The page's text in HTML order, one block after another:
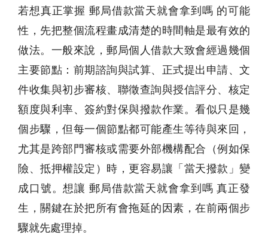
若想真正掌握 郵局借款當天就會拿到嗎 的可能
性，先把整個流程畫成清楚的時間軸是最有效的
做法。一般來說，郵局個人借款大致會經過幾個
主要節點：前期諮詢與試算、正式提出申請、文
件收集與初步審核、聯徵查詢與授信評分、核定
額度與利率、簽約對保與撥款作業。看似只是幾
個步驟，但每一個節點都可能產生等待與來回，
尤其是跨部門審核或需要外部機構配合（例如保
險、抵押權設定）時，更容易讓「當天撥款」變
成口號。想讓 郵局借款當天就會拿到嗎 真正發
生，關鍵在於把所有會拖延的因素，在前兩個步
驟就先處理掉。